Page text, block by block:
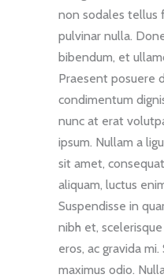
non sodales tellus
pulvinar nulla.
bibendum, et
Praesent posuere
condimentum
nunc at erat
ipsum. Nullam a
sit amet,
aliquam, luctus
Suspendisse in
nibh et,
eros, ac gravida
maximus odio.